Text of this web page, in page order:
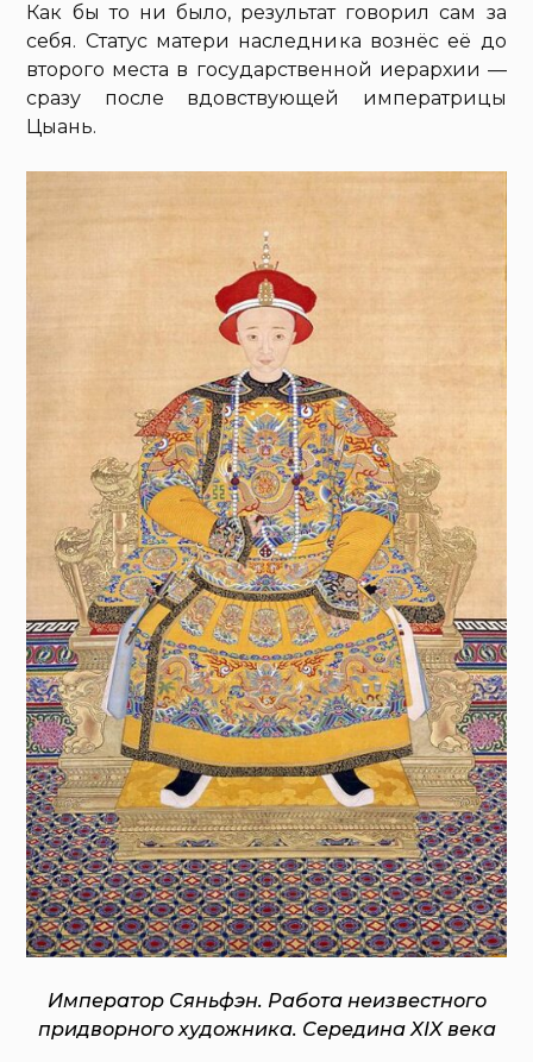
Как бы то ни было, результат говорил сам за
себя. Статус матери наследника вознёс её до
второго места в государственной иерархии —
сразу после вдовствующей императрицы
Цыань.
Император Сяньфэн. Работа неизвестного
придворного художника. Середина XIX века